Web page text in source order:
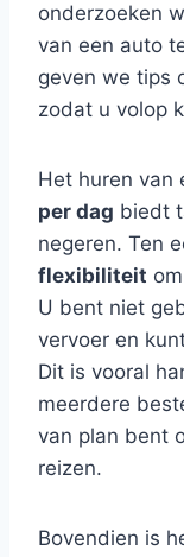
onderzoeken
van een auto
geven we tips
zodat u volop
Het huren van
per dag biedt
negeren. Ten
flexibiliteit
U bent niet
vervoer en
Dit is vooral
meerdere
van plan bent
reizen.
Bovendien is